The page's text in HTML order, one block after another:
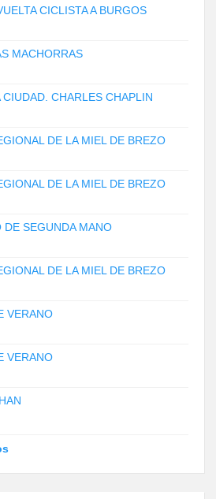
CICLISTA A BURGOS
MACHORRAS
CIUDAD. CHARLES CHAPLIN
DE LA MIEL DE BREZO
DE LA MIEL DE BREZO
DE SEGUNDA MANO
DE LA MIEL DE BREZO
VERANO
VERANO